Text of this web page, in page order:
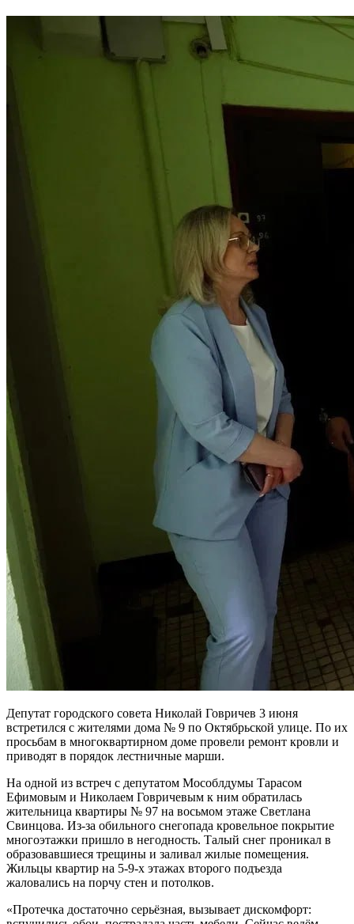
Депутат городского совета Николай Говричев 3 июня
встретился с жителями дома № 9 по Октябрьской улице. По их
просьбам в многоквартирном доме провели ремонт кровли и
приводят в порядок лестничные марши.
На одной из встреч с депутатом Мособлдумы Тарасом
Ефимовым и Николаем Говричевым к ним обратилась
жительница квартиры № 97 на восьмом этаже Светлана
Свинцова. Из-за обильного снегопада кровельное покрытие
многоэтажки пришло в негодность. Талый снег проникал в
образовавшиеся трещины и заливал жилые помещения.
Жильцы квартир на 5-9-х этажах второго подъезда
жаловались на порчу стен и потолков.
«Протечка достаточно серьёзная, вызывает дискомфорт: